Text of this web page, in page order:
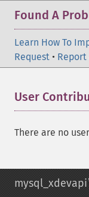
Found A
Learn How To
Request • Report
User
There are no